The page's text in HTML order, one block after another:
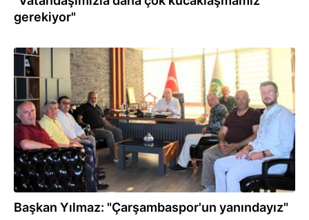
gerekiyor"
06.07.2022
Başkan Yılmaz: "Çarşambaspor'un yanındayız"